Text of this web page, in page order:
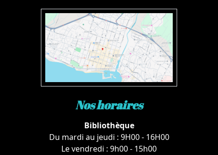
Nos horaires
Bibliothèque
Du mardi au jeudi : 9H00 - 16H00
Le vendredi : 9h00 - 15h00